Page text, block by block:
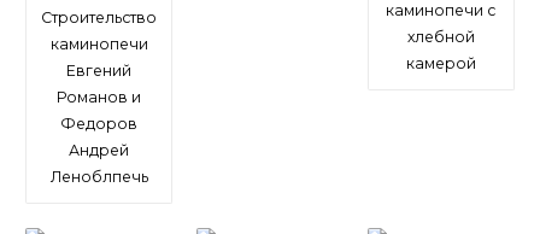
Строительство
каминопечи
Евгений
Романов и
Федоров
Андрей
Леноблпечь
каминопечи с
хлебной
камерой